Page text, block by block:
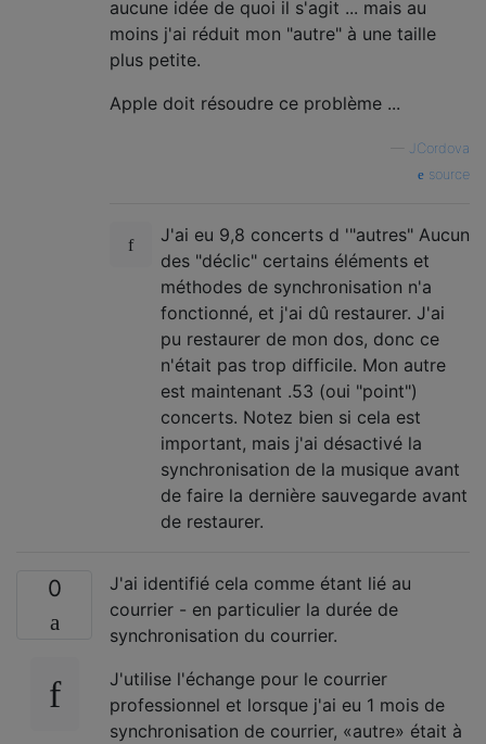
aucune idée de quoi il s'agit ... mais au
moins j'ai réduit mon "autre" à une taille
plus petite.
Apple doit résoudre ce problème ...
JCordova
source
J'ai eu 9,8 concerts d '"autres" Aucun
des "déclic" certains éléments et
méthodes de synchronisation n'a
fonctionné, et j'ai dû restaurer. J'ai
pu restaurer de mon dos, donc ce
n'était pas trop difficile. Mon autre
est maintenant .53 (oui "point")
concerts. Notez bien si cela est
important, mais j'ai désactivé la
synchronisation de la musique avant
de faire la dernière sauvegarde avant
de restaurer.
0
J'ai identifié cela comme étant lié au
courrier - en particulier la durée de
synchronisation du courrier.
J'utilise l'échange pour le courrier
professionnel et lorsque j'ai eu 1 mois de
synchronisation de courrier, «autre» était à